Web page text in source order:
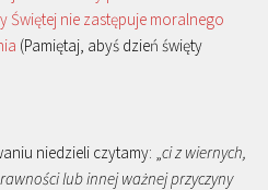
nie zastępuje moralnego
(Pamiętaj, abyś dzień święty
niedzieli czytamy: „ ci z wiernych,
lub innej ważnej przyczyny